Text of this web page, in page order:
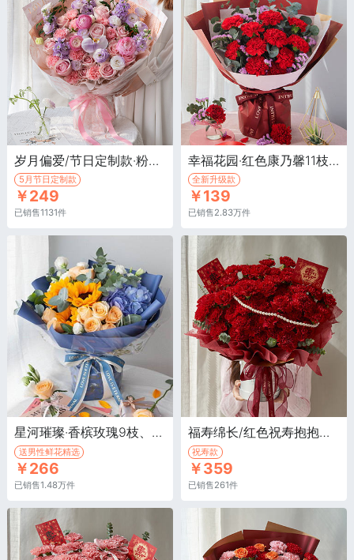
岁月偏爱/节日定制款·粉玫瑰12枝，浅粉色康乃馨9枝，紫色紫罗兰5枝
5月节日定制款
￥249
已销售1131件
幸福花园·红色康乃馨11枝，粉色勿忘我3枝、尤加利10枝
全新升级款
￥139
已销售2.83万件
星河璀璨·香槟玫瑰9枝、蓝绣球、向日葵、白色洋桔梗、大叶尤加利
送男性鲜花精选
￥266
已销售1.48万件
福寿绵长/红色祝寿抱抱桶·红色康乃馨66枝，尤加利叶15枝
祝寿款
￥359
已销售261件